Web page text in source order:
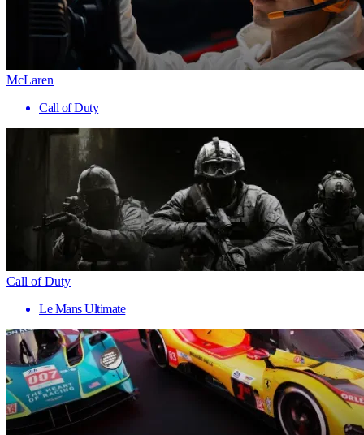
McLaren
Call of Duty
Call of Duty
Le Mans Ultimate